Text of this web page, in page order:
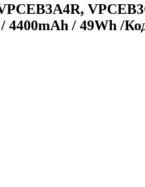
4400mAh / 49Wh /